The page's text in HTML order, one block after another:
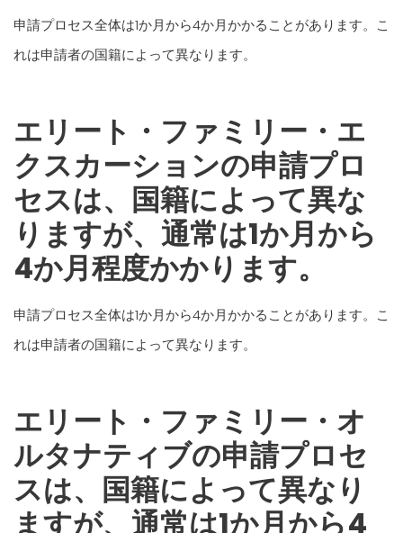
申請プロセス全体は1か月から4か月かかることがあります。こ
れは申請者の国籍によって異なります。
エリート・ファミリー・エ
クスカーションの申請プロ
セスは、国籍によって異な
りますが、通常は1か月から
4か月程度かかります。
申請プロセス全体は1か月から4か月かかることがあります。こ
れは申請者の国籍によって異なります。
エリート・ファミリー・オ
ルタナティブの申請プロセ
スは、国籍によって異なり
ますが、通常は1か月から4